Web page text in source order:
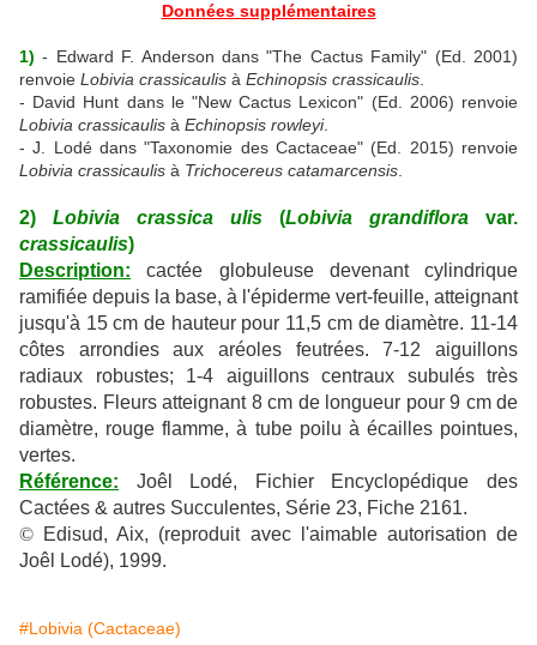
Données supplémentaires
1) - Edward F. Anderson dans "The Cactus Family" (Ed. 2001)
renvoie Lobivia crassicaulis à Echinopsis crassicaulis
- David Hunt dans le "New Cactus Lexicon" (Ed. 2006) renvoie
Lobivia crassicaulis à Echinopsis rowleyi.
- J. Lodé dans "Taxonomie des Cactaceae" (Ed. 2015) renvoie
Lobivia crassicaulis à Trichocereus catamarcensis
2) Lobivia crassica ulis (Lobivia grandiflora var.
crassicaulis)
Description: cactée globuleuse devenant cylindrique
ramifiée depuis la base, à l'épiderme vert-feuille, atteignant
jusqu'à 15 cm de hauteur pour 11,5 cm de diamètre. 11-14
côtes arrondies aux aréoles feutrées. 7-12 aiguillons
radiaux robustes; 1-4 aiguillons centraux subulés très
robustes. Fleurs atteignant 8 cm de longueur pour 9 cm de
diamètre, rouge flamme, à tube poilu à écailles pointues,
vertes.
Référence: Joêl Lodé, Fichier Encyclopédique des
Cactées & autres Succulentes, Série 23, Fiche 2161.
© Edisud, Aix, (reproduit avec l'aimable autorisation de
Joêl Lodé), 1999.
#Lobivia (Cactaceae)